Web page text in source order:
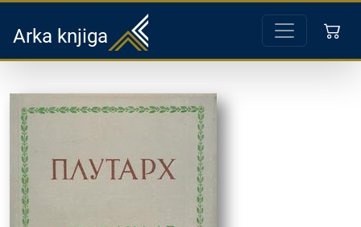
Arka knjiga